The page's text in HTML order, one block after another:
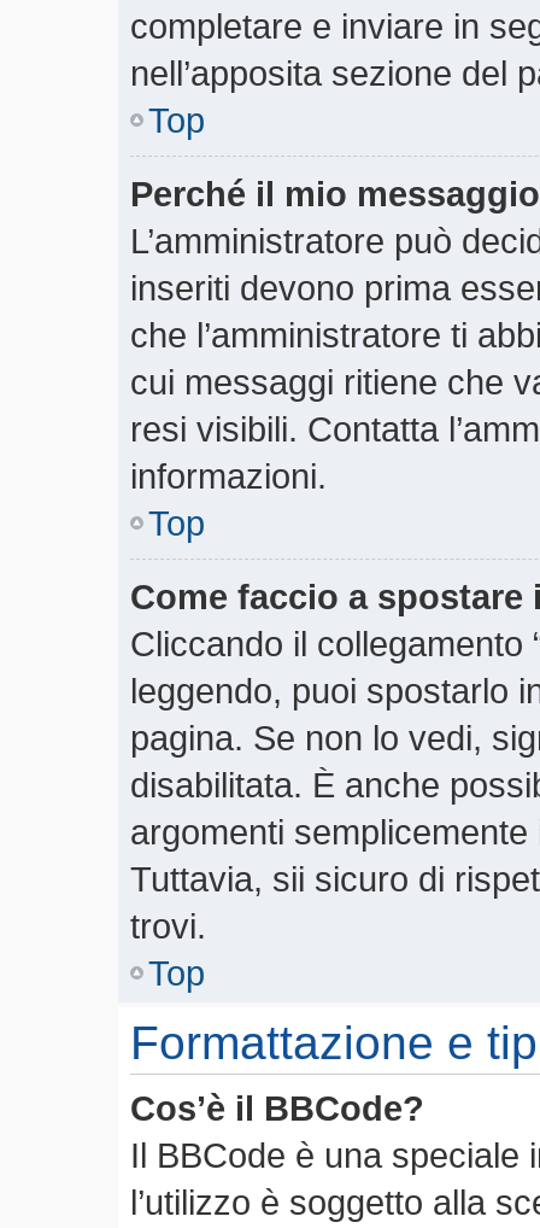
completare e inviare in
nell’apposita sezione del
Top
Perché il mio
L’amministratore può
inseriti devono prima
che l’amministratore ti
cui messaggi ritiene che
resi visibili. Contatta
informazioni.
Top
Come faccio a
Cliccando il collegamento
leggendo, puoi spostarlo
pagina. Se non lo vedi,
disabilitata. È anche
argomenti
Tuttavia, sii sicuro di
trovi.
Top
Formattazione e
Cos’è il BBCode?
Il BBCode è una speciale
l’utilizzo è soggetto alla